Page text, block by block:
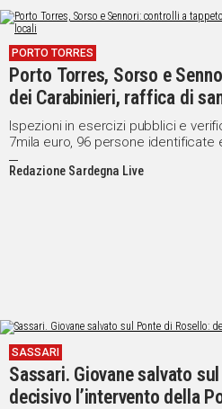
PORTO TORRES
Porto Torres, Sorso e
dei Carabinieri, raffica di
Ispezioni in esercizi pubblici e
7mila euro, 96 persone identificate
Redazione Sardegna Live
SASSARI
Sassari. Giovane salvato
decisivo l’intervento della